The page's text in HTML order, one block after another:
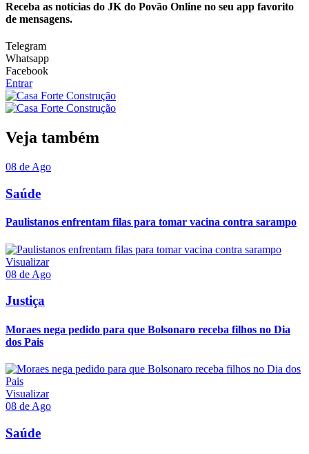
Receba as notícias do JK do Povão Online no seu app favorito
de mensagens.
Telegram
Whatsapp
Facebook
Entrar
Veja também
08 de Ago
Saúde
Paulistanos enfrentam filas para tomar vacina contra sarampo
Visualizar
08 de Ago
Justiça
Moraes nega pedido para que Bolsonaro receba filhos no Dia
dos Pais
Visualizar
08 de Ago
Saúde